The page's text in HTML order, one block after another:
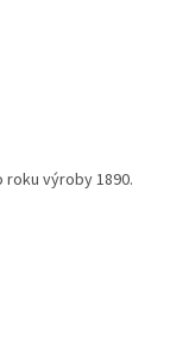
výroby 1890.